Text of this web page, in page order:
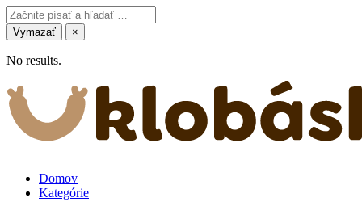
Vymazať ×
No results.
Domov
Kategórie